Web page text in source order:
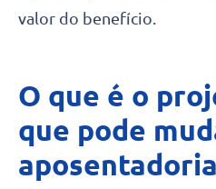
valor do benefício.
O que é o
que pode